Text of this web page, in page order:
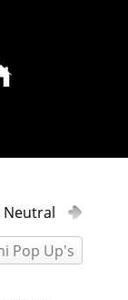
Neutral
Pop Up's